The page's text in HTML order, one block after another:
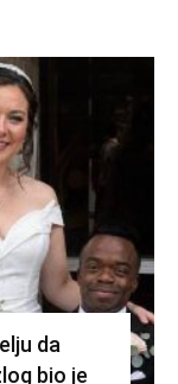
da
bio je